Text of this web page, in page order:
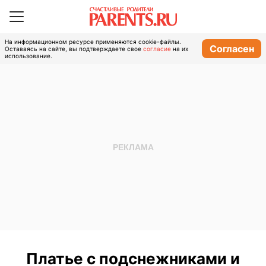
На информационном ресурсе применяются cookie-файлы.
Оставаясь на сайте, вы подтверждаете свое согласие на их
использование.
Согласен
Платье с подснежниками и